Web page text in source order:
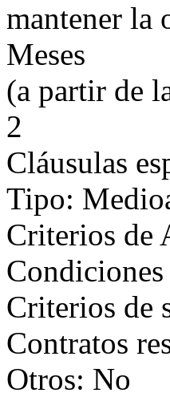
mantener la
Meses
(a partir de
2
Cláusulas
Tipo:
Criterios de
Criterios de
Contratos
Otros: No